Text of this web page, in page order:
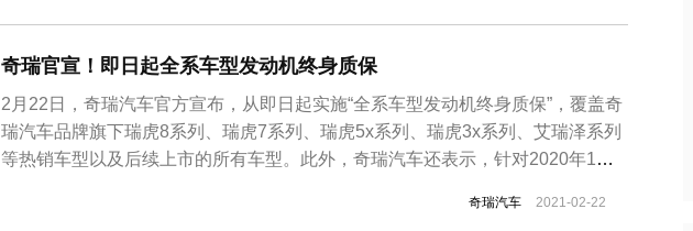
奇瑞官宣！即日起全系车型发动机终身质保
2月22日，奇瑞汽车官方宣布，从即日起实施“全系车型发动机终身质保”，覆盖奇
瑞汽车品牌旗下瑞虎8系列、瑞虎7系列、瑞虎5x系列、瑞虎3x系列、艾瑞泽系列
等热销车型以及后续上市的所有车型。此外，奇瑞汽车还表示，针对2020年1月1
机终身质保。资料显示，奇瑞汽车成立于1997年1月，总部位于安徽芜湖，产品
奇瑞汽车 2021-02-22